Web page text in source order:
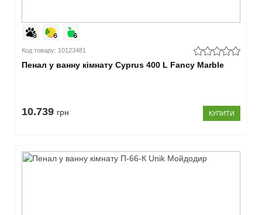
Код товару: 10123481
Пенал у ванну кімнату Cyprus 400 L Fancy Marble
10.739 грн КУПИТИ